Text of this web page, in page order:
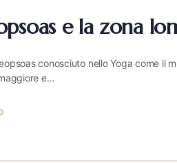
e la zona
conosciuto nello Yoga come il
e…